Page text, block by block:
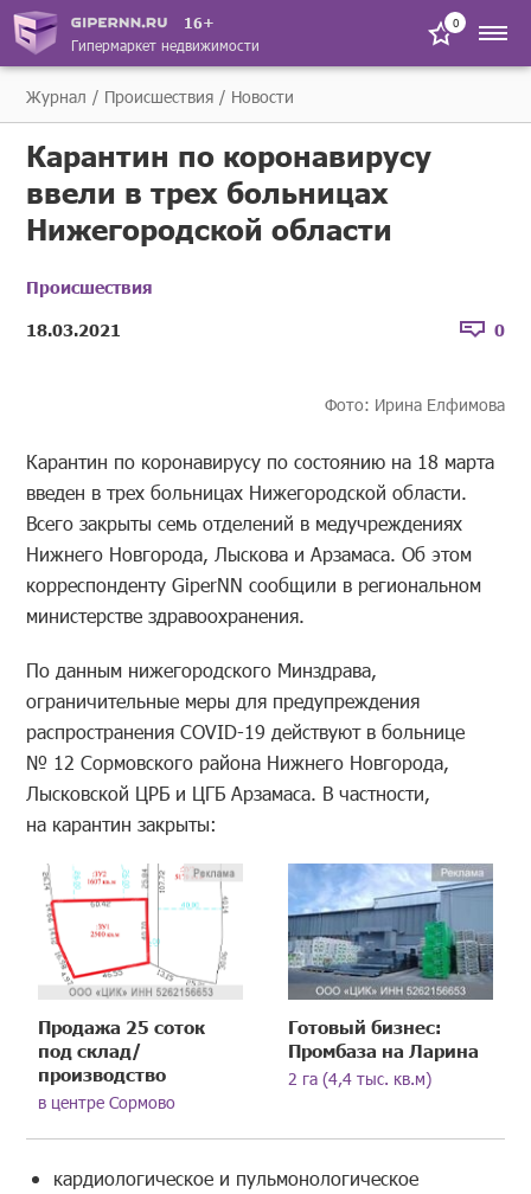
16+
Гипермаркет недвижимости
0
Журнал Происшествия Новости
Карантин по коронавирусу
ввели в трех больницах
Нижегородской области
Происшествия
18.03.2021
0
Фото: Ирина Елфимова
Карантин по коронавирусу по состоянию на 18 марта
введен в трех больницах Нижегородской области.
Всего закрыты семь отделений в медучреждениях
Нижнего Новгорода, Лыскова и Арзамаса. Об этом
корреспонденту GiperNN сообщили в региональном
министерстве здравоохранения.
По данным нижегородского Минздрава,
ограничительные меры для предупреждения
распространения COVID-19 действуют в больнице
№ 12 Сормовского района Нижнего Новгорода,
Лысковской ЦРБ и ЦГБ Арзамаса. В частности,
на карантин закрыты:
Продажа 25 соток
под склад/
производство
в центре Сормово
Готовый бизнес:
Промбаза на Ларина
2 га (4,4 тыс. кв.м)
кардиологическое и пульмонологическое